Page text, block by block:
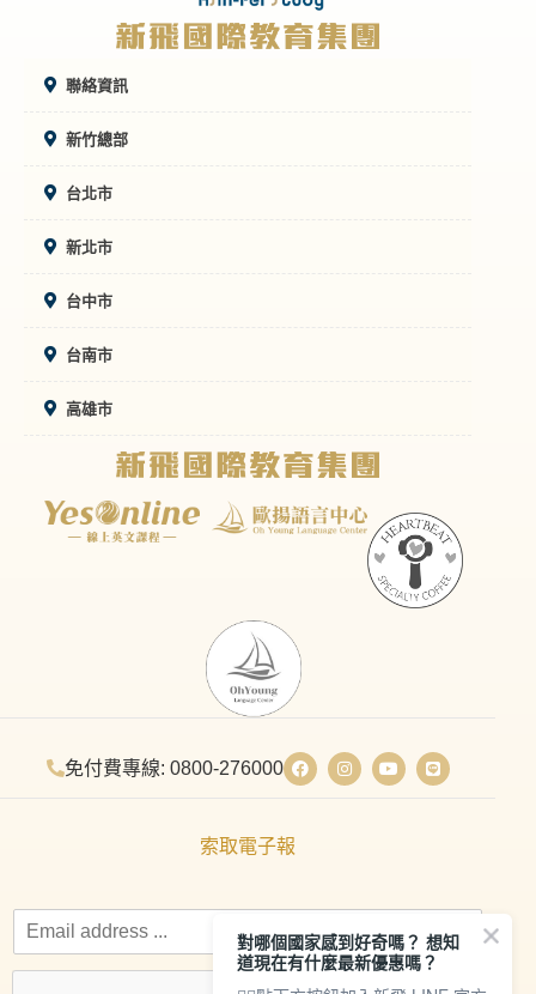
聯絡資訊
新竹總部
台北市
新北市
台中市
台南市
高雄市
免付費專線: 0800-276000
索取電子報
對哪個國家感到好奇嗎？ 想知
道現在有什麼最新優惠嗎？